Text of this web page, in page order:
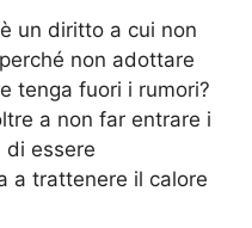
un diritto a cui non
non adottare
tenga fuori i rumori?
a non far entrare i
di essere
a trattenere il calore